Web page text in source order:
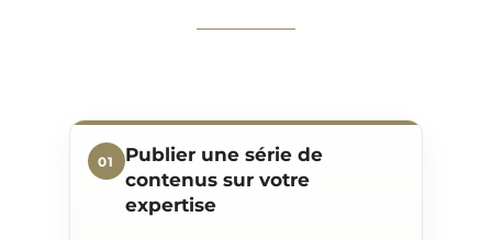
01
Publier une série de
contenus sur votre
expertise